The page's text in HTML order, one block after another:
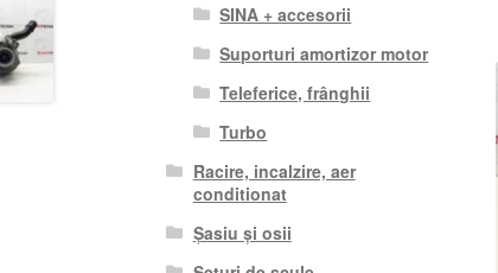
SINA + accesorii
Suporturi amortizor motor
Teleferice, frânghii
Turbo
Racire, incalzire, aer
conditionat
Șasiu și osii